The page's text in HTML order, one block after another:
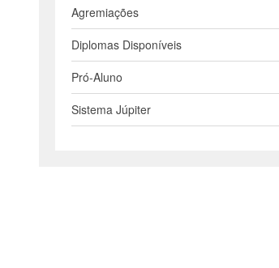
Agremiações
Diplomas Disponíveis
Pró-Aluno
Sistema Júpiter